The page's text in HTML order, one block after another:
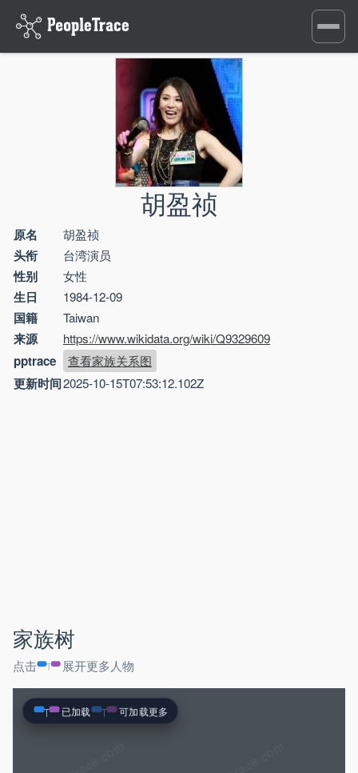
Toggle
胡盈祯
原名 胡盈祯
头衔 台湾演员
性别 女性
生日 1984-12-09
国籍 Taiwan
来源 https://www.wikidata.org/wiki/Q9329609
pptrace 查看家族关系图
更新时间2025-10-15T07:53:12.102Z
家族树
点击 展开更多人物
已加载 可加载更多